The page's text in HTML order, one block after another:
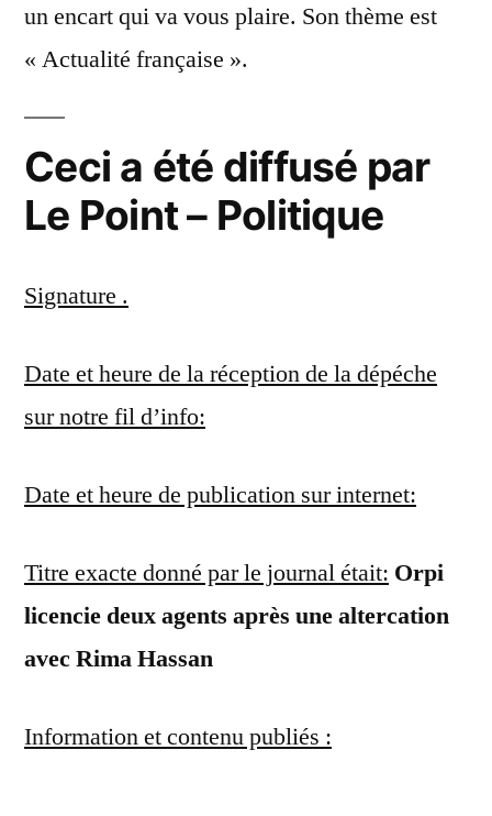
un encart qui va vous plaire. Son thème est
« Actualité française ».
Ceci a été diffusé par
Le Point – Politique
Signature .
Date et heure de la réception de la dépéche
sur notre fil d’info:
Date et heure de publication sur internet:
Titre exacte donné par le journal était: Orpi
licencie deux agents après une altercation
avec Rima Hassan
Information et contenu publiés :